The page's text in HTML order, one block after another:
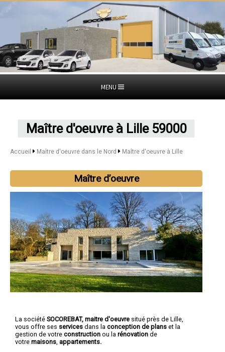
MENU
Maître d'oeuvre à Lille 59000
Accueil Maître d'oeuvre dans le Nord Maître d'oeuvre à Lille
Maître d’oeuvre
La société SOCOREBAT, maitre d'oeuvre situé près de Lille,
vous offre ses services dans la conception de plans et la
gestion de votre construction ou la rénovation de
votre maisons appartements.